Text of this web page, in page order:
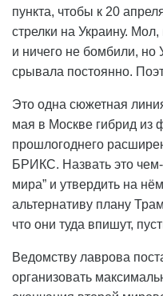
пункта, чтобы к 20
стрелки на Украину.
и ничего не бомбили, но
срывала постоянно.
Это одна сюжетная
мая в Москве гибрид из
прошлогоднего
БРИКС. Назвать это
мира” и утвердить на
альтернативу плану
что они туда впишут,
Ведомству лаврова
организовать